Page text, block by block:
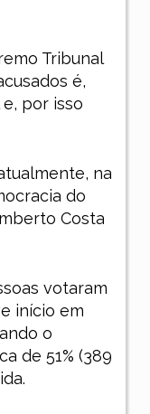
Tribunal
é,
por isso
na
do
Costa
votaram
início em
o
de 51% (389